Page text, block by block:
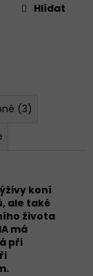
Hlídat
(3)
koní
ale také
života
má
při